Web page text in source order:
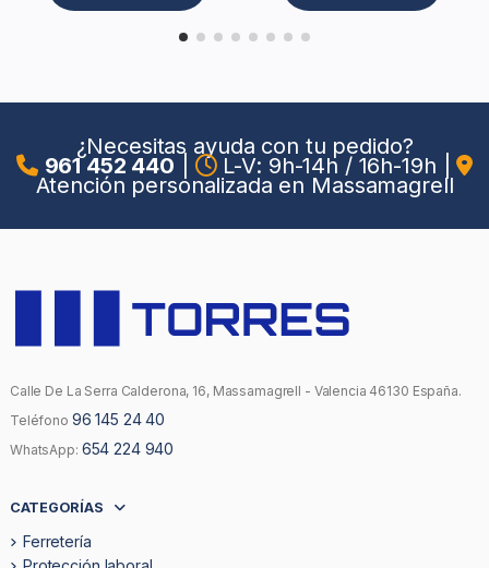
¿Necesitas ayuda con tu pedido?
961 452 440 L-V: 9h-14h / 16h-19h
Atención personalizada en Massamagrell
Calle De La Serra Calderona, 16, Massamagrell - Valencia 46130 España.
Teléfono 96 145 24 40
WhatsApp: 654 224 940
CATEGORÍAS
Ferretería